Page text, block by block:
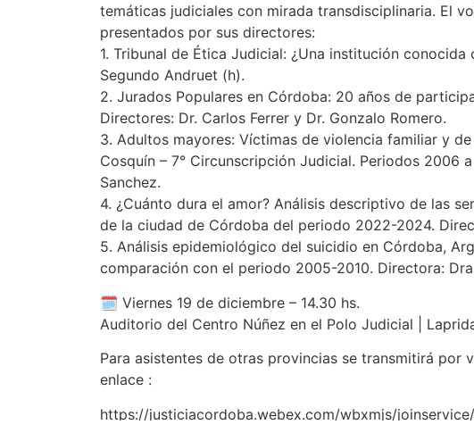
temáticas judiciales con mirada transdisciplinaria. El
presentados por sus directores:
1. Tribunal de Ética Judicial: ¿Una institución
Segundo Andruet (h).
2. Jurados Populares en Córdoba: 20 años de
Directores: Dr. Carlos Ferrer y Dr. Gonzalo Romero.
3. Adultos mayores: Víctimas de violencia familiar y
Cosquín – 7° Circunscripción Judicial. Periodos
Sanchez.
4. ¿Cuánto dura el amor? Análisis descriptivo de las
de la ciudad de Córdoba del periodo 2022-2024.
5. Análisis epidemiológico del suicidio en Córdoba,
comparación con el periodo 2005-2010. Directora:
🗓️ Viernes 19 de diciembre – 14.30 hs.
Auditorio del Centro Núñez en el Polo Judicial |
Para asistentes de otras provincias se transmitirá por
enlace :
https://justiciacordoba.webex.com/wbxmjs/